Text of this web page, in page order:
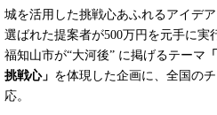
城を活用した挑戦心あふれるアイデ
選ばれた提案者が500万円を元手に実
福知山市が“大河後” に掲げるテーマ
挑戦心」 を体現した企画に、全国の
応。